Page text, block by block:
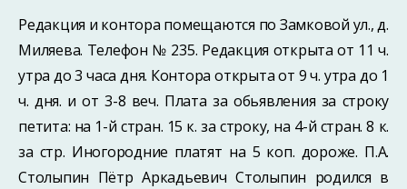
Редакция и контора помещаются по Замковой ул., д.
Миляева. Телефон № 235. Редакция открыта от 11 ч.
утра до 3 часа дня. Контора открыта от 9 ч. утра до 1
ч. дня. и от 3-8 веч. Плата за обьявления за строку
петита: на 1-й стран. 15 к. за строку, на 4-й стран. 8 к.
за стр. Иногородние платят на 5 коп. дороже. П.А.
Столыпин Пётр Аркадьевич Столыпин родился в